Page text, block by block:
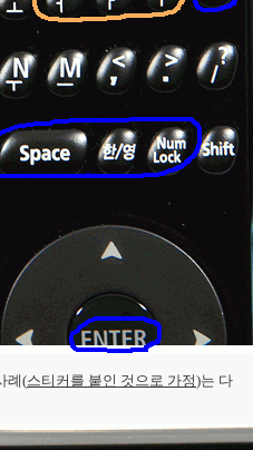
례(스티커를 붙인 것으로 가정)는 다